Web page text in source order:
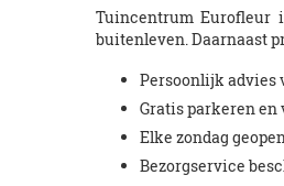
Tuincentrum Eurofleur
buitenleven. Daarnaast
Persoonlijk advies
Gratis parkeren
Elke zondag
Bezorgservice